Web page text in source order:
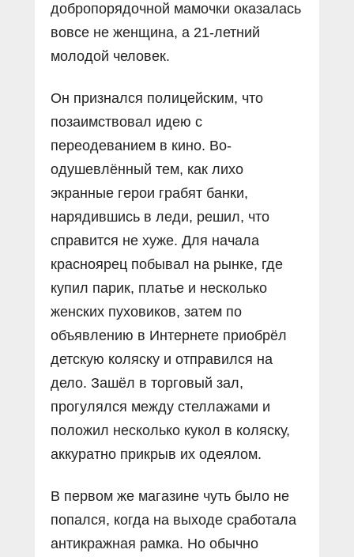
добропорядочной мамочки оказалась
вовсе не женщина, а 21-летний
молодой человек.
Он признался полицейским, что
позаимствовал идею с
переодеванием в кино. Во­
одушевлённый тем, как лихо
экранные герои грабят банки,
нарядившись в леди, решил, что
справится не хуже. Для начала
красноярец побывал на рынке, где
купил парик, платье и несколько
женских пуховиков, затем по
объявлению в Интернете приобрёл
детскую коляску и отправился на
дело. Зашёл в торговый зал,
прогулялся между стеллажами и
положил несколько кукол в коляску,
аккуратно прикрыв их одеялом.
В первом же магазине чуть было не
попался, когда на выходе сработала
антикражная рамка. Но обычно